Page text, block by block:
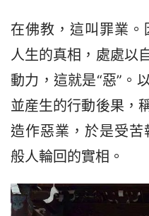
在佛教，這叫罪業
人生的真相，處處以
動力，這就是“惡”。
並産生的行動後果，
造作惡業，於是受
般人輪回的實相。